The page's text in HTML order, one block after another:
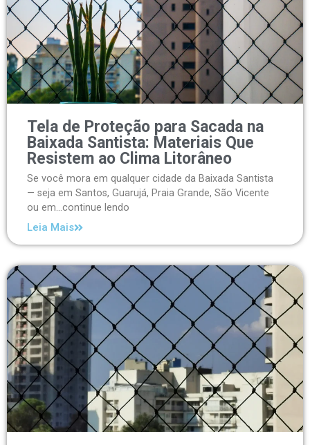
Tela de Proteção para Sacada na
Baixada Santista: Materiais Que
Resistem ao Clima Litorâneo
Se você mora em qualquer cidade da Baixada Santista
— seja em Santos, Guarujá, Praia Grande, São Vicente
ou em...continue lendo
Leia Mais